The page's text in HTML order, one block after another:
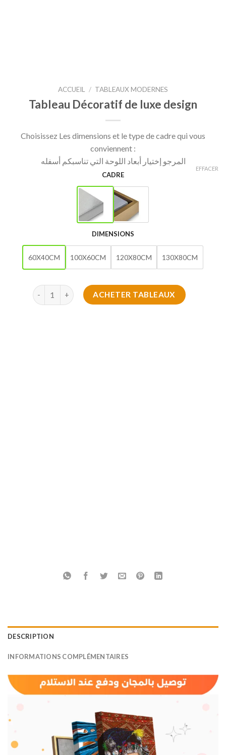
ACCUEIL / TABLEAUX MODERNES
Tableau Décoratif de luxe design
Choisissez Les dimensions et le type de cadre qui vous
conviennent :
المرجو إختيار أبعاد اللوحة التي تناسبكم أسفله
CADRE
DIMENSIONS
60X40CM 100X60CM 120X80CM 130X80CM
EFFACER
quantité de Tableau Décoratif de luxe design
ACHETER TABLEAUX
DESCRIPTION
INFORMATIONS COMPLÉMENTAIRES